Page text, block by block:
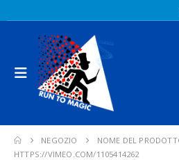
NEGOZIO
NOME DEL
HTTPS://VIMEO.COM/1105414262